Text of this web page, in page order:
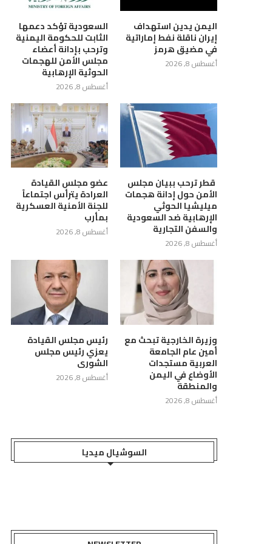
الثقافة تدين استهداف
الحوثية حصن «دار...
أغسطس 8, 2026
وزارة النقل: محاولة المليشيات
استهداف ناقلة نفطية في...
أغسطس 8, 2026
اليمن يدين استهداف
إيران ناقلة نفط إماراتية
في مضيق هرمز
أغسطس 8, 2026
السعودية تؤكد دعمها
الثابت للحكومة اليمنية
وترحب بإدانة أعضاء
مجلس الأمن للهجمات
الحوثية الإرهابية
أغسطس 8, 2026
‏ قطر ترحب ببيان مجلس
الأمن حول إدانة هجمات
ميليشيا الحوثي
الإرهابية ضد السعودية
والسفن التجارية
أغسطس 8, 2026
عضو مجلس القيادة
العرادة يترأس اجتماعاً
للجنة الأمنية العسكرية
بمأرب
أغسطس 8, 2026
وزيرة الخارجية تبحث مع
أمين عام الجامعة
العربية مستجدات
الأوضاع في اليمن
والمنطقة
أغسطس 8, 2026
رئيس مجلس القيادة
يعزي رئيس مجلس
الشورى
أغسطس 8, 2026
السوشيال ميديا